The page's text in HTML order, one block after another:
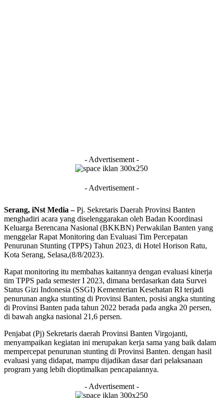
- Advertisement -
- Advertisement -
Serang, iNst Media –Pj. Sekretaris Daerah Provinsi Banten
menghadiri acara yang diselenggarakan oleh Badan Koordinasi
Keluarga Berencana Nasional (BKKBN) Perwakilan Banten yang
menggelar Rapat Monitoring dan Evaluasi Tim Percepatan
Penurunan Stunting (TPPS) Tahun 2023, di Hotel Horison Ratu,
Kota Serang, Selasa,(8/8/2023).
Rapat monitoring itu membahas kaitannya dengan evaluasi kinerja
tim TPPS pada semester I 2023, dimana berdasarkan data Survei
Status Gizi Indonesia (SSGI) Kementerian Kesehatan RI terjadi
penurunan angka stunting di Provinsi Banten, posisi angka stunting
di Provinsi Banten pada tahun 2022 berada pada angka 20 persen,
di bawah angka nasional 21,6 persen.
Penjabat (Pj) Sekretaris daerah Provinsi Banten Virgojanti,
menyampaikan kegiatan ini merupakan kerja sama yang baik dalam
mempercepat penurunan stunting di Provinsi Banten. dengan hasil
evaluasi yang didapat, mampu dijadikan dasar dari pelaksanaan
program yang lebih dioptimalkan pencapaiannya.
- Advertisement -